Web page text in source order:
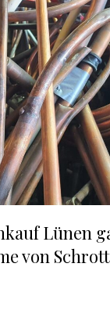
Lünen
von